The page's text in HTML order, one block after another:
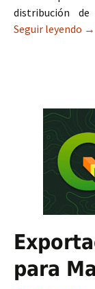
distribución
Seguir leyendo →
para